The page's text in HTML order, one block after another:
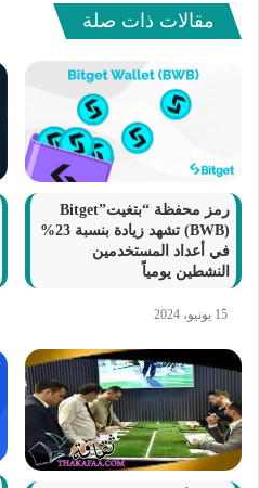
مقالات ذات صلة
رمز محفظة “بتغيت”Bitget
(BWB) تشهد زيادة بنسبة 23%
في أعداد المستخدمين
النشطين يومياً
15 يونيو، 2024